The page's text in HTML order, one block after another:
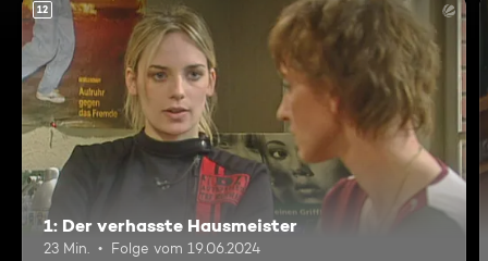
12
1: Der verhasste Hausmeister
23 Min. Folge vom 19.06.2024